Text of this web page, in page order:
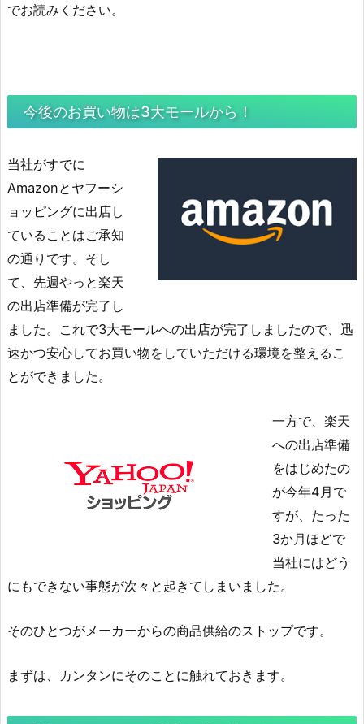
でお読みください。
今後のお買い物は3大モールから！
当社がすでに
Amazonとヤフーシ
ョッピングに出店し
ていることはご承知
の通りです。そし
て、先週やっと楽天
の出店準備が完了し
ました。これで3大モールへの出店が完了しましたので、迅
速かつ安心してお買い物をしていただける環境を整えるこ
とができました。
一方で、楽天
への出店準備
をはじめたの
が今年4月で
すが、たった
3か月ほどで
当社にはどう
にもできない事態が次々と起きてしまいました。
そのひとつがメーカーからの商品供給のストップです。
まずは、カンタンにそのことに触れておきます。